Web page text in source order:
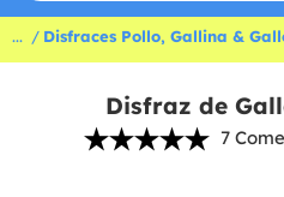
... Disfraces Pollo, Gallina &
Disfraz de
7